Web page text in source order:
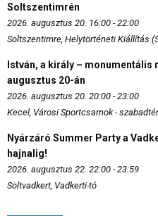
Soltszentimrén
2026. augusztus 20. 16:00 - 22:00
Soltszentimre, Helytörténeti Kiállítás
István, a király –
augusztus 20-án
2026. augusztus 20. 20:00 - 23:00
Kecel, Városi Sportcsarnok -
Nyárzáró Summer Party a
hajnalig!
2026. augusztus 22. 22:00 - 23:59
Soltvadkert, Vadkerti-tó